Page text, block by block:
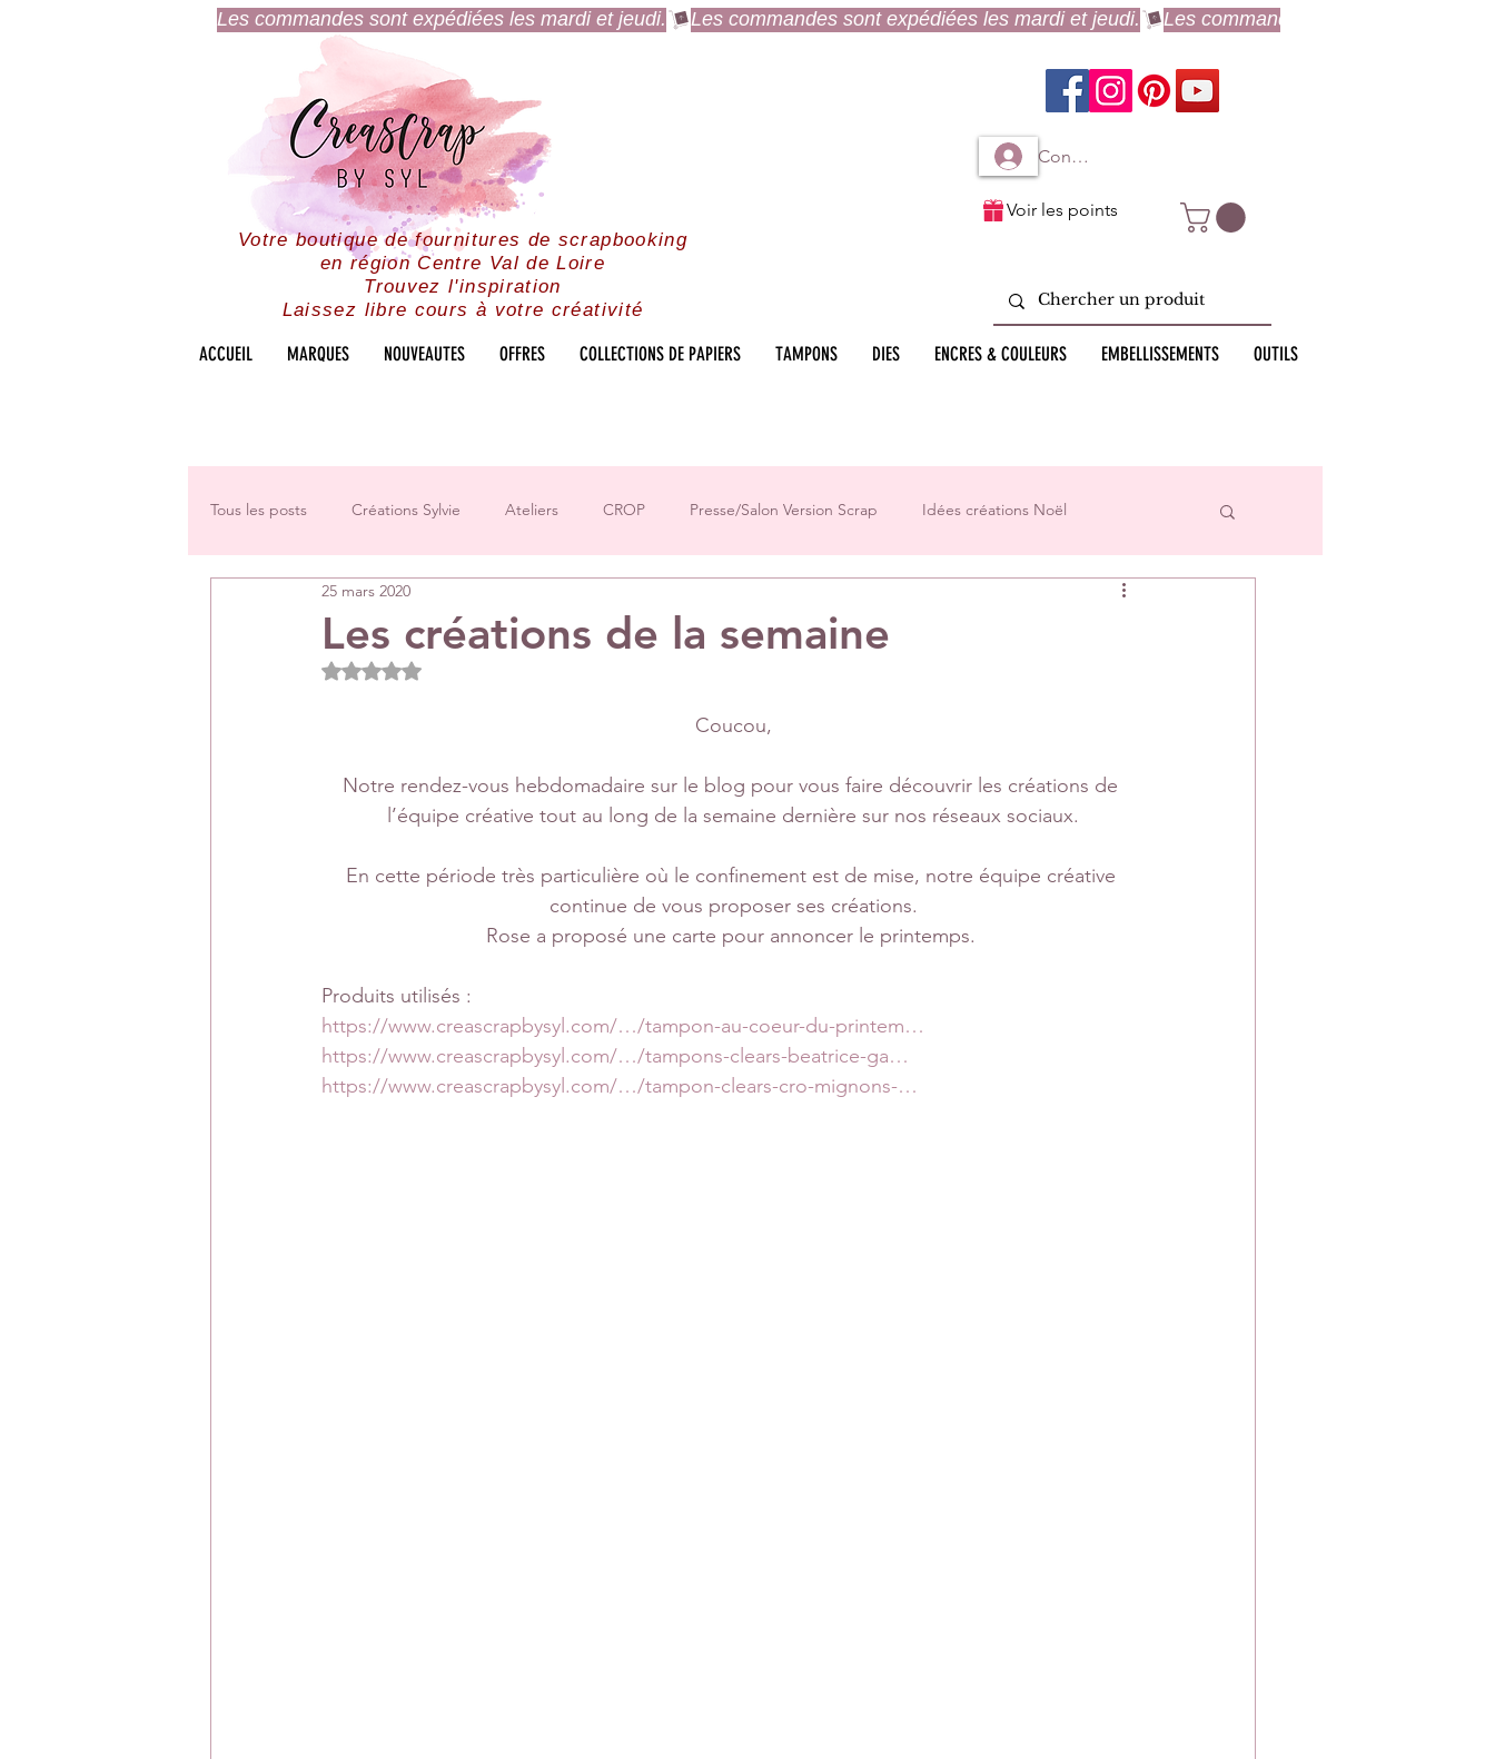
Les commandes sont expédiées les mardi et jeudi.
Votre boutique de fournitures de scrapbooking
en région Centre Val de Loire
Trouvez l'inspiration
Laissez libre cours à votre créativité
Connexion à mon compte
Voir les points
ACCUEIL MARQUES NOUVEAUTES OFFRES COLLECTIONS DE PAPIERS TAMPONS DIES ENCRES & COULEURS EMBELLISSEMENTS OUTILS
Tous les posts Créations Sylvie Ateliers CROP Presse/Salon Version Scrap Idées créations Noël
Challenges groupe
Créations Les Papiers de Pandore
DT Véronique DT Céline DT Tiffany DT Rose IC Florence Equipe Créative
Rétrospectives de l’année écoulée Invitées surprise pages
Les créations de la semaine
25 mars 2020
Noté NaN étoiles sur 5.
Coucou,
Notre rendez-vous hebdomadaire sur le blog pour vous faire découvrir les créations de
l’équipe créative tout au long de la semaine dernière sur nos réseaux sociaux.
En cette période très particulière où le confinement est de mise, notre équipe créative
continue de vous proposer ses créations.
Rose a proposé une carte pour annoncer le printemps.
Produits utilisés :
https://www.creascrapbysyl.com/…/tampon-au-coeur-du-printem…
https://www.creascrapbysyl.com/…/tampons-clears-beatrice-ga…
https://www.creascrapbysyl.com/…/tampon-clears-cro-mignons-…